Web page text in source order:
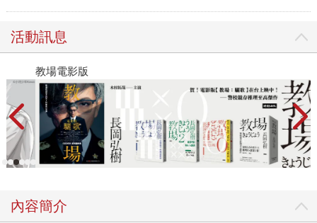
活動訊息
教場電影版
內容簡介